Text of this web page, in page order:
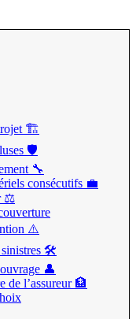
🏗️
🛡️
🔧
consécutifs 💼
⚖️
⚠️
sinistres 🛠️
👤
de l’assureur 🏦